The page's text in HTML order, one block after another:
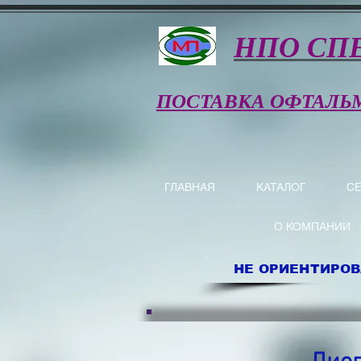
НПО
ПОСТАВКА
ГЛАВНАЯ КАТАЛОГ
О КОМПАНИИ
НЕ